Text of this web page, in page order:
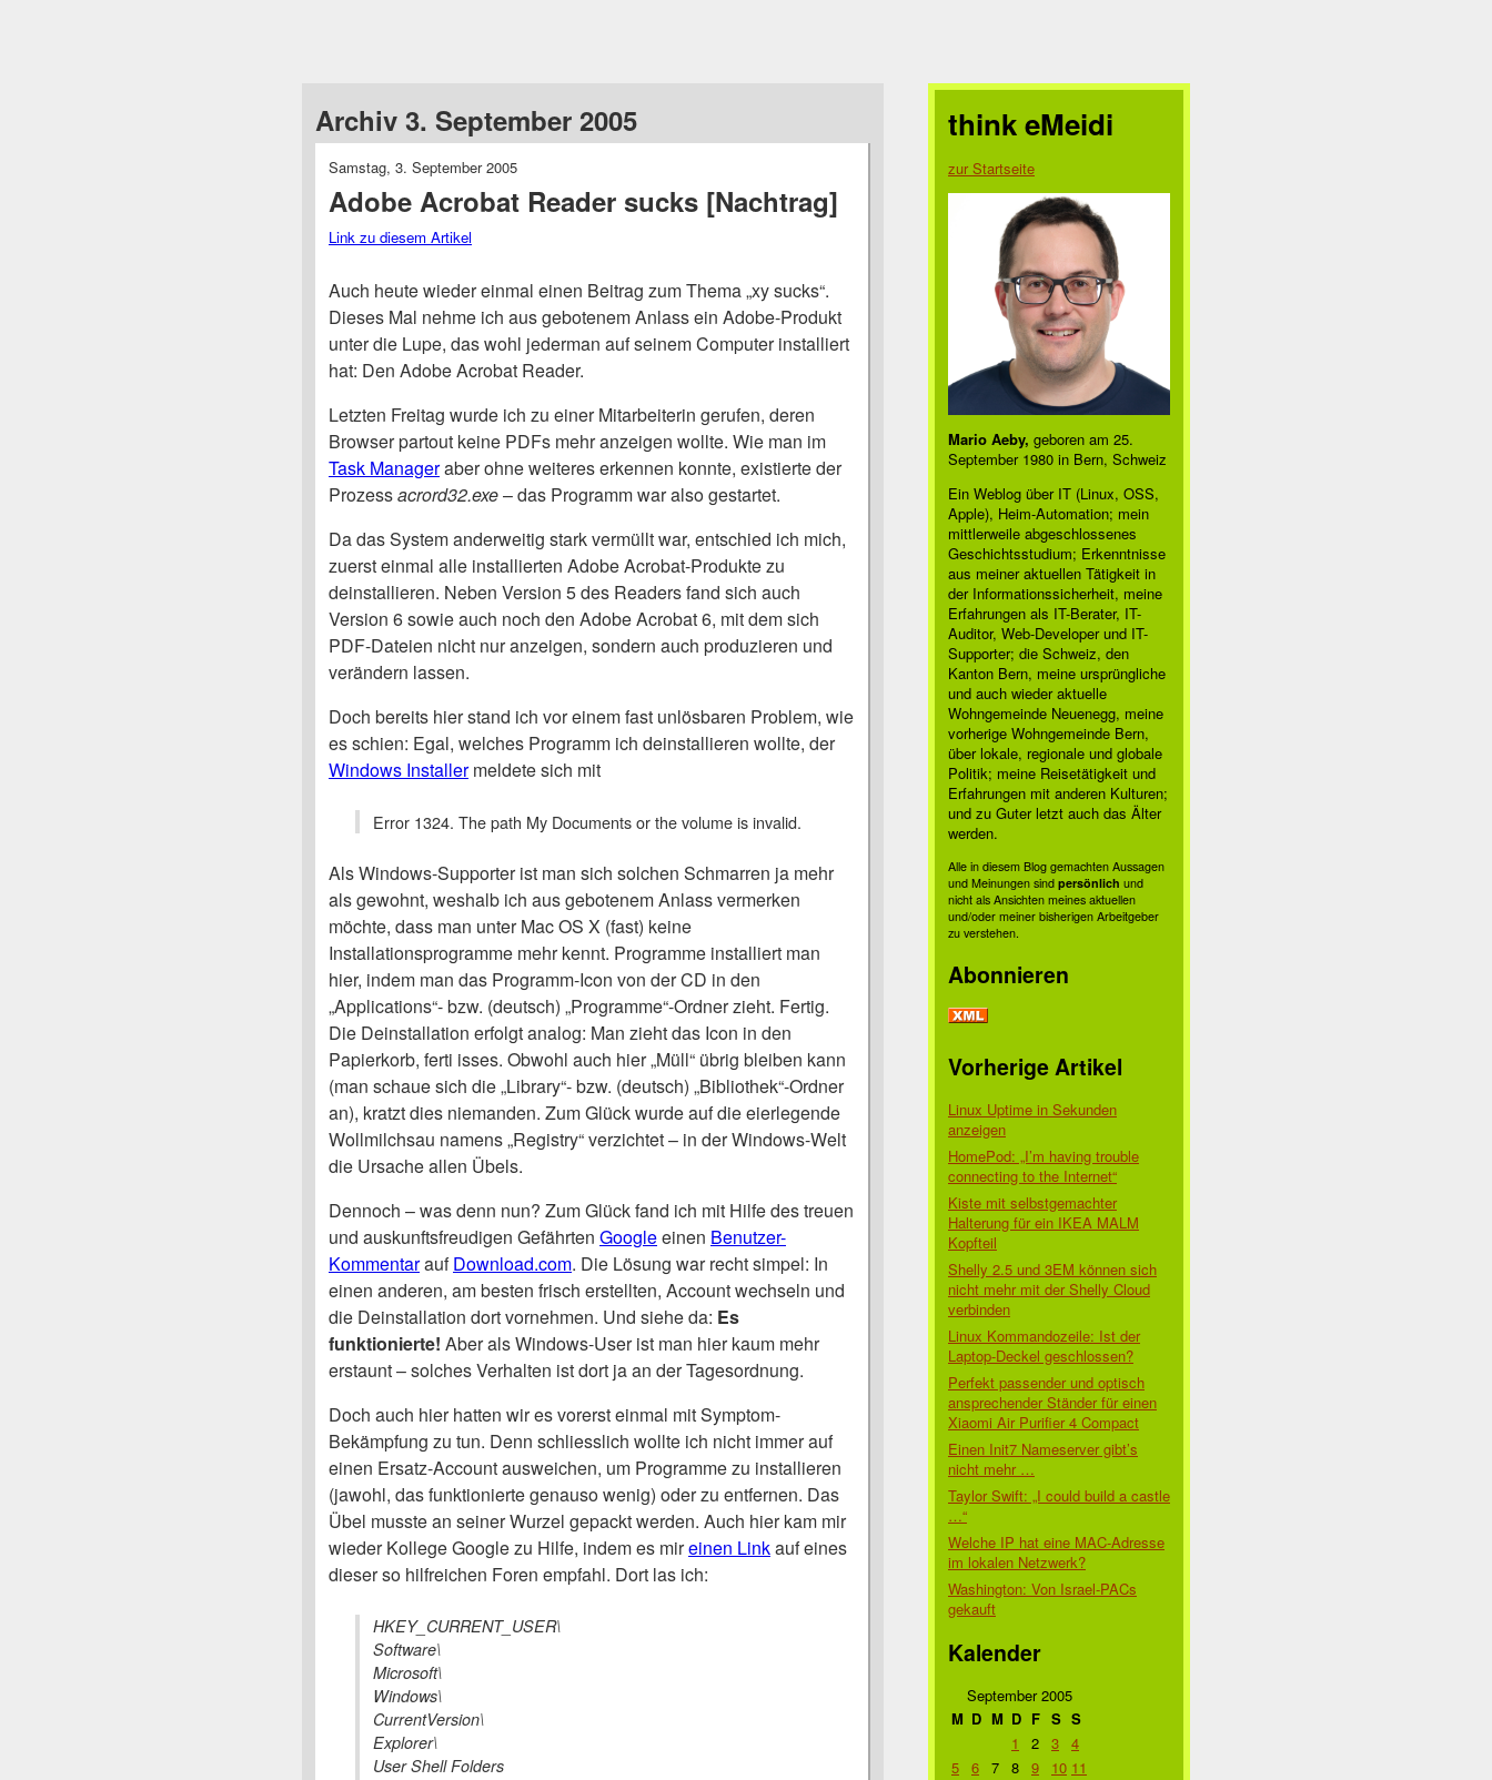
Archiv 3. September 2005
Samstag, 3. September 2005
Adobe Acrobat Reader sucks [Nachtrag]
Link zu diesem Artikel
Auch heute wieder einmal einen Beitrag zum Thema „xy sucks“.
Dieses Mal nehme ich aus gebotenem Anlass ein Adobe-Produkt
unter die Lupe, das wohl jederman auf seinem Computer installiert
hat: Den Adobe Acrobat Reader.
Letzten Freitag wurde ich zu einer Mitarbeiterin gerufen, deren
Browser partout keine PDFs mehr anzeigen wollte. Wie man im
Task Manageraber ohne weiteres erkennen konnte, existierte der
Prozessacrord32.exe– das Programm war also gestartet.
Da das System anderweitig stark vermüllt war, entschied ich mich,
zuerst einmal alle installierten Adobe Acrobat-Produkte zu
deinstallieren. Neben Version 5 des Readers fand sich auch
Version 6 sowie auch noch den Adobe Acrobat 6, mit dem sich
PDF-Dateien nicht nur anzeigen, sondern auch produzieren und
verändern lassen.
Doch bereits hier stand ich vor einem fast unlösbaren Problem, wie
es schien: Egal, welches Programm ich deinstallieren wollte, der
Windows Installermeldete sich mit
Error 1324. The path My Documents or the volume is invalid.
Als Windows-Supporter ist man sich solchen Schmarren ja mehr
als gewohnt, weshalb ich aus gebotenem Anlass vermerken
möchte, dass man unter Mac OS X (fast) keine
Installationsprogramme mehr kennt. Programme installiert man
hier, indem man das Programm-Icon von der CD in den
„Applications“- bzw. (deutsch) „Programme“-Ordner zieht. Fertig.
Die Deinstallation erfolgt analog: Man zieht das Icon in den
Papierkorb, ferti isses. Obwohl auch hier „Müll“ übrig bleiben kann
(man schaue sich die „Library“- bzw. (deutsch) „Bibliothek“-Ordner
an), kratzt dies niemanden. Zum Glück wurde auf die eierlegende
Wollmilchsau namens „Registry“ verzichtet – in der Windows-Welt
die Ursache allen Übels.
Dennoch – was denn nun? Zum Glück fand ich mit Hilfe des treuen
und auskunftsfreudigen Gefährten Googleeinen Benutzer-
KommentaraufDownload.com. Die Lösung war recht simpel: In
einen anderen, am besten frisch erstellten, Account wechseln und
die Deinstallation dort vornehmen. Und siehe da: Es
funktionierte! Aber als Windows-User ist man hier kaum mehr
erstaunt – solches Verhalten ist dort ja an der Tagesordnung.
Doch auch hier hatten wir es vorerst einmal mit Symptom-
Bekämpfung zu tun. Denn schliesslich wollte ich nicht immer auf
einen Ersatz-Account ausweichen, um Programme zu installieren
(jawohl, das funktionierte genauso wenig) oder zu entfernen. Das
Übel musste an seiner Wurzel gepackt werden. Auch hier kam mir
wieder Kollege Google zu Hilfe, indem es mireinen Linkauf eines
dieser so hilfreichen Foren empfahl. Dort las ich:
HKEY_CURRENT_USER\
Software\
Microsoft\
Windows\
CurrentVersion\
Explorer\
User Shell Folders
think eMeidi
zur Startseite
Mario Aeby, geboren am 25.
September 1980 in Bern, Schweiz
Ein Weblog über IT (Linux, OSS,
Apple), Heim-Automation; mein
mittlerweile abgeschlossenes
Geschichtsstudium; Erkenntnisse
aus meiner aktuellen Tätigkeit in
der Informationssicherheit, meine
Erfahrungen als IT-Berater, IT-
Auditor, Web-Developer und IT-
Supporter; die Schweiz, den
Kanton Bern, meine ursprüngliche
und auch wieder aktuelle
Wohngemeinde Neuenegg, meine
vorherige Wohngemeinde Bern,
über lokale, regionale und globale
Politik; meine Reisetätigkeit und
Erfahrungen mit anderen Kulturen;
und zu Guter letzt auch das Älter
werden.
Alle in diesem Blog gemachten Aussagen
und Meinungen sind persönlich und
nicht als Ansichten meines aktuellen
und/oder meiner bisherigen Arbeitgeber
zu verstehen.
Abonnieren
Vorherige Artikel
Linux Uptime in Sekunden
anzeigen
HomePod: „I’m having trouble
connecting to the Internet“
Kiste mit selbstgemachter
Halterung für ein IKEA MALM
Kopfteil
Shelly 2.5 und 3EM können sich
nicht mehr mit der Shelly Cloud
verbinden
Linux Kommandozeile: Ist der
Laptop-Deckel geschlossen?
Perfekt passender und optisch
ansprechender Ständer für einen
Xiaomi Air Purifier 4 Compact
Einen Init7 Nameserver gibt’s
nicht mehr …
Taylor Swift: „I could build a castle
…“
Welche IP hat eine MAC-Adresse
im lokalen Netzwerk?
Washington: Von Israel-PACs
gekauft
Kalender
September 2005
M D M D F S S
1
2 3 4
5 6 7 8 9 10 11